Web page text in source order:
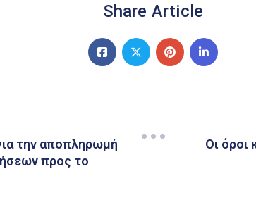
Share Article
την αποπληρωμή
προς το
Οι όροι